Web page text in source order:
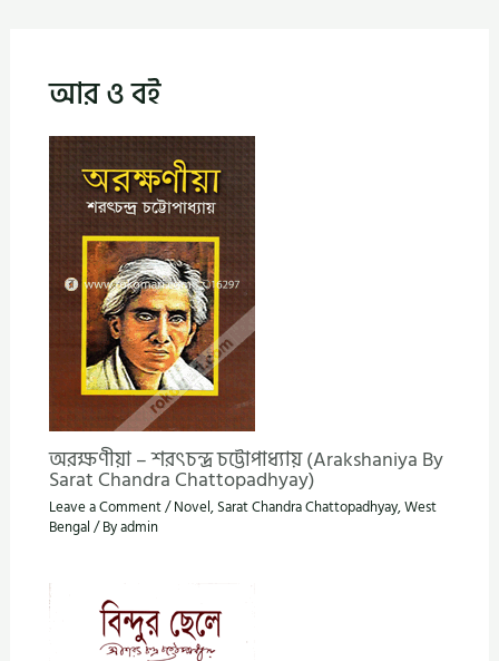
আর ও বই
অরক্ষণীয়া – শরৎচন্দ্র চট্টোপাধ্যায় (Arakshaniya By
Sarat Chandra Chattopadhyay)
Leave a Comment/Novel, Sarat Chandra Chattopadhyay,West
Bengal / Byadmin